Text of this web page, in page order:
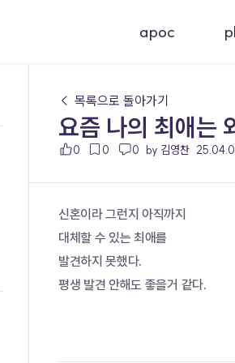
apoc
← 목록으로 돌아가기
요즘 나의 최애는
0 0 0 by 김영찬
신혼이라 그런지 아직까지
대체할 수 있는 최애를
발견하지 못했다.
평생 발견 안해도 좋을거 같다.